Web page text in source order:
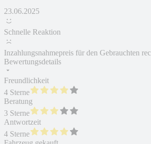
23.06.2025
Schnelle Reaktion
Inzahlungsnahmepreis für den Gebrauchten
Bewertungsdetails
Freundlichkeit
4 Sterne
Beratung
3 Sterne
Antwortzeit
4 Sterne